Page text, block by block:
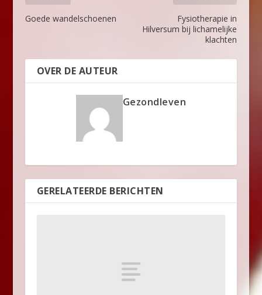
Goede wandelschoenen
Fysiotherapie in
Hilversum bij lichamelijke
klachten
OVER DE AUTEUR
Gezondleven
GERELATEERDE BERICHTEN